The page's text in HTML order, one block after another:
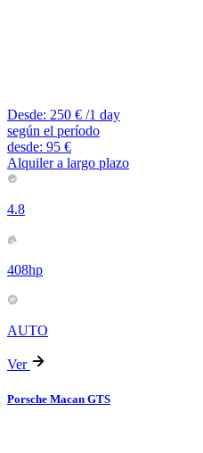
Desde: 250 € /1 day
según el período
desde: 95 €
Alquiler a largo plazo
4.8
408hp
AUTO
Ver
Porsche Macan GTS